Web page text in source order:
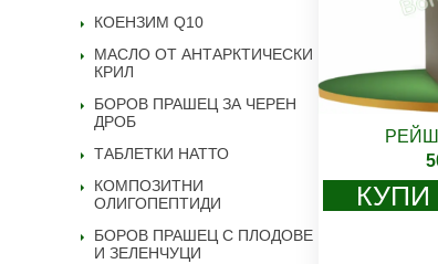
КУПИ
КОЕНЗИМ Q10
МАСЛО ОТ АНТАРКТИЧЕСКИ
КРИЛ
БОРОВ ПРАШЕЦ ЗА ЧЕРЕН
ДРОБ
ТАБЛЕТКИ НАТТО
КОМПОЗИТНИ
ОЛИГОПЕПТИДИ
БОРОВ ПРАШЕЦ С ПЛОДОВЕ
И ЗЕЛЕНЧУЦИ